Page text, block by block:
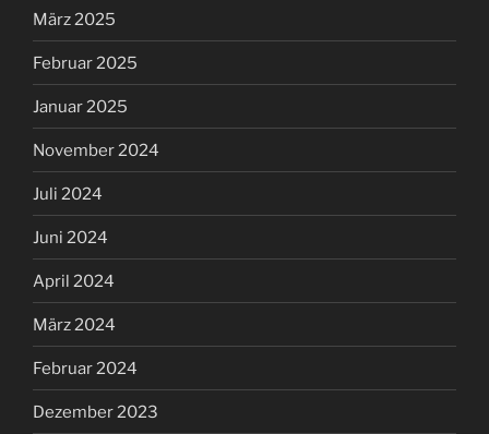
März 2025
Februar 2025
Januar 2025
November 2024
Juli 2024
Juni 2024
April 2024
März 2024
Februar 2024
Dezember 2023